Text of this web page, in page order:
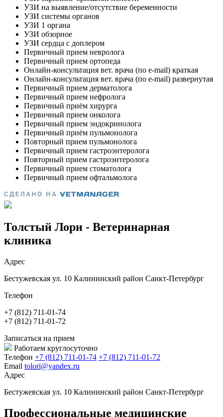
Толстый Лори - Ветеринарная
клиника
Адрес
Бестужевская ул. 10 Калининский район Санкт-Петербург
Телефон
+7 (812) 711-01-74
+7 (812) 711-01-72
Записаться на прием
Работаем круглосуточно
Телефон +7 (812) 711-01-74 +7 (812) 711-01-72
Email tolori@yandex.ru
Адрес
Бестужевская ул. 10 Калининский район Санкт-Петербург
Профессиональные медицинские